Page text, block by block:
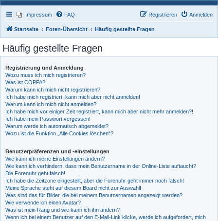
Impressum FAQ Anmelden
Registrieren
Startseite Foren-Übersicht Häufig gestellte Fragen
Häufig gestellte Fragen
Registrierung und Anmeldung
Wozu muss ich mich registrieren?
Was ist COPPA?
Warum kann ich mich nicht registrieren?
Ich habe mich registriert, kann mich aber nicht anmelden!
Warum kann ich mich nicht anmelden?
Ich habe mich vor einiger Zeit registriert, kann mich aber nicht mehr anmelden?!
Ich habe mein Passwort vergessen!
Warum werde ich automatisch abgemeldet?
Wozu ist die Funktion „Alle Cookies löschen“?
Benutzerpräferenzen und -einstellungen
Wie kann ich meine Einstellungen ändern?
Wie kann ich verhindern, dass mein Benutzername in der Online-Liste auftaucht?
Die Forenuhr geht falsch!
Ich habe die Zeitzone eingestellt, aber die Forenuhr geht immer noch falsch!
Meine Sprache steht auf diesem Board nicht zur Auswahl!
Was sind das für Bilder, die bei meinem Benutzernamen angezeigt werden?
Wie verwende ich einen Avatar?
Was ist mein Rang und wie kann ich ihn ändern?
Wenn ich bei einem Benutzer auf den E-Mail-Link klicke, werde ich aufgefordert, mich